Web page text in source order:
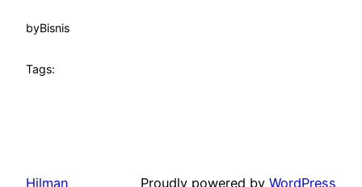
byBisnis
Tags:
Hilman Proudly powered by WordPress